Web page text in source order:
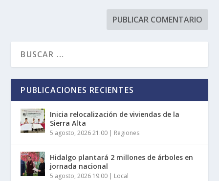
PUBLICACIONES RECIENTES
Inicia relocalización de viviendas de la
Sierra Alta
5 agosto, 2026 21:00 | Regiones
Hidalgo plantará 2 millones de árboles en
jornada nacional
5 agosto, 2026 19:00 | Local